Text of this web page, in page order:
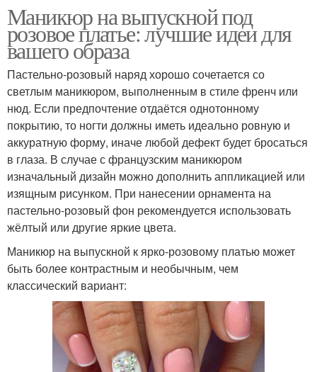
Маникюр на выпускной под
розовое платье: лучшие идеи для
вашего образа
Пастельно-розовый наряд хорошо сочетается со
светлым маникюром, выполненным в стиле френч или
нюд. Если предпочтение отдаётся однотонному
покрытию, то ногти должны иметь идеально ровную и
аккуратную форму, иначе любой дефект будет бросаться
в глаза. В случае с французским маникюром
изначальный дизайн можно дополнить аппликацией или
изящным рисунком. При нанесении орнамента на
пастельно-розовый фон рекомендуется использовать
жёлтый или другие яркие цвета.
Маникюр на выпускной к ярко-розовому платью может
быть более контрастным и необычным, чем
классический вариант: